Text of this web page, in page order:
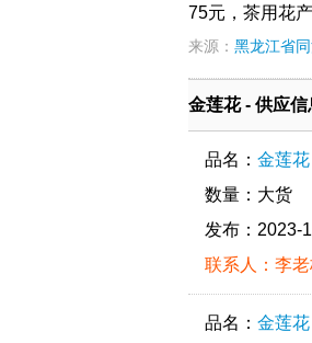
75元，茶用花
来源： 黑龙江省
金莲花 - 供应信
品名： 金莲花
数量：大货
发布：2023-
联系人：李老
品名： 金莲花